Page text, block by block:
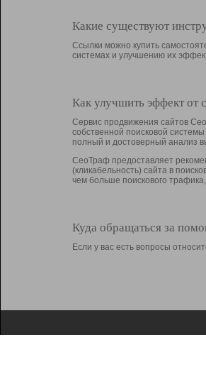
Какие существуют
Ссылки можно купить
системах и улучшению их
Как улучшить эффект от
Сервис продвижения сайтов
собственной поисковой
полный и достоверный анализ
СеоТраф предоставляет
(кликабельность) сайта в
чем больше поискового
Куда обращаться за
Если у вас есть вопросы